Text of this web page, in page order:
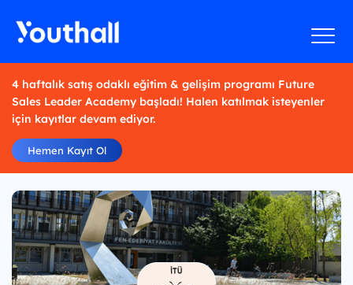
4 haftalık satış odaklı eğitim & gelişim programı Future
Sales Leader Academy başladı! Halen katılmak isteyenler
için kayıtlar devam ediyor.
Hemen Kayıt Ol